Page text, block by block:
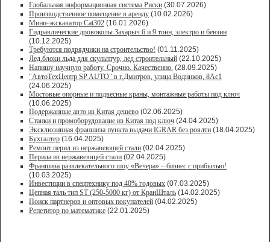
Глобальная информационная система Риски (30.07.2026)
Производственное помещение в аренду (10.02.2026)
Мини-экскаватор Cat302 (16.01.2026)
Гидравлические дровоколы Захарыч 6 и 9 тонн, электро и бензин
(10.12.2025)
Требуются подрядчики на строительство! (01.11.2025)
Лед,блоки льда для скульптур, лед строительный (22.10.2025)
Напишу научную работу. Срочно. Качественно. (28.09.2025)
"АвтоТехЦентр SP AUTO" в г.Дмитров, улица Водников, 8Ас1
(24.06.2025)
Мостовые опорные и подвесные краны, монтажные работы под ключ
(10.06.2025)
Подержанные авто из Китая дешево (02.06.2025)
Станки и промоборудование из Китая под ключ (24.04.2025)
Эксклюзивная франшиза пункта выдачи IGRAR без роялти (18.04.2025)
Бухгалтер (16.04.2025)
Ремонт перил из нержавеющей стали (02.04.2025)
Перила из нержавеющей стали (02.04.2025)
Франшиза развлекательного шоу «Вечера» – бизнес с прибылью!
(10.03.2025)
Инвестиции в спецтехнику под 40% годовых (07.03.2025)
Цепная таль тип ST (250-5000 кг) от КранШталь (14.02.2025)
Поиск партнеров и оптовых покупателей (04.02.2025)
Репетитор по математике (22.01.2025)